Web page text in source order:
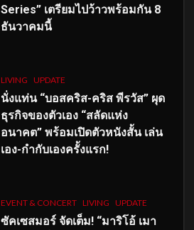
Series” เตรียมไปว้าวพร้อมกัน 8
ธันวาคมนี้
LIVING UPDATE
นั่งแท่น “บอสคริส-คริส พีรวัส” ผุด
ธุรกิจของตัวเอง “สลัดแห่ง
อนาคต” พร้อมเปิดตัวหนังสั้น เล่น
เอง-กำกับเองครั้งแรก!
EVENT & CONCERT LIVING UPDATE
ซัคเซสมอร์ จัดเต็ม! “มาริโอ้ เมา